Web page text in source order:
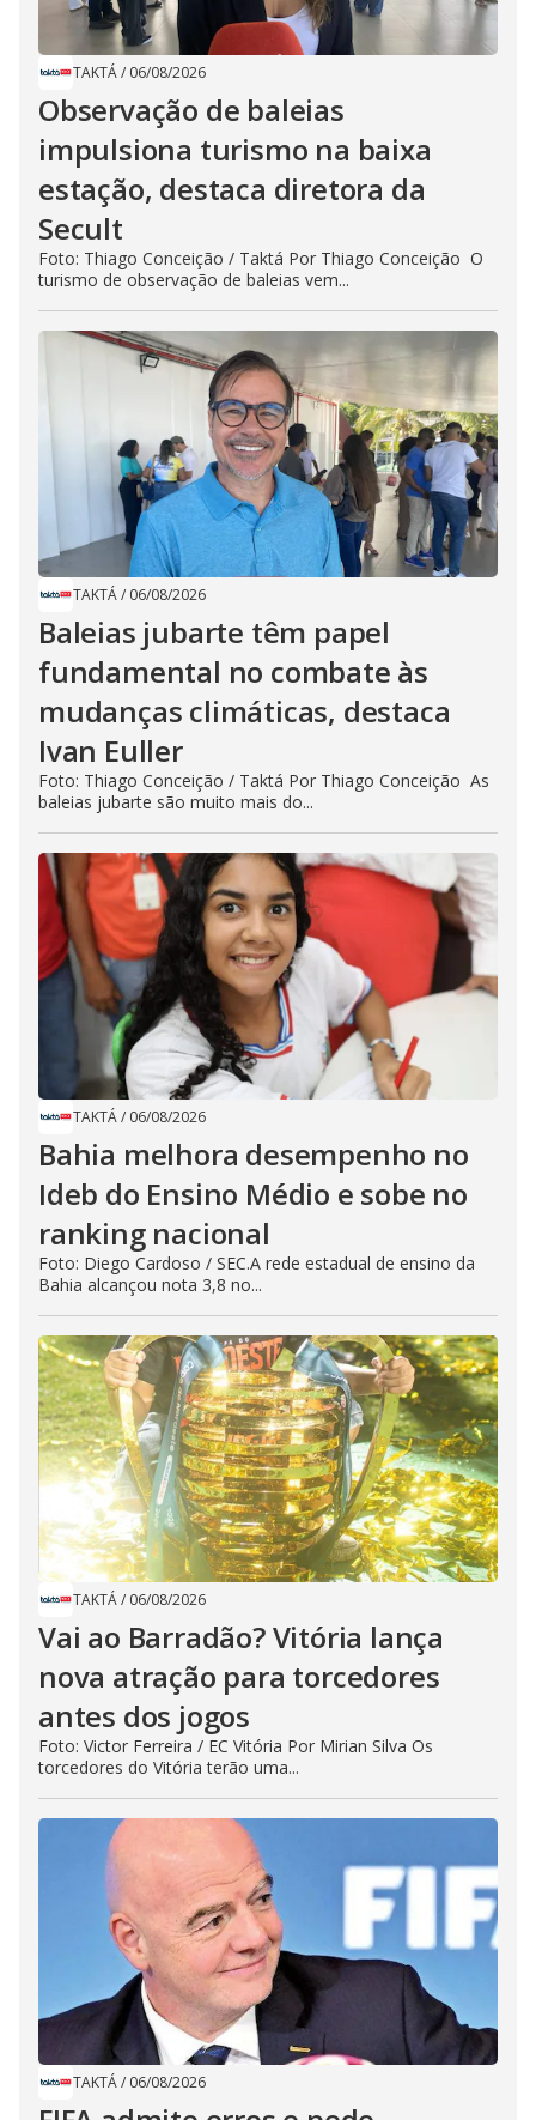
TAKTÁ/ 06/08/2026
Observação de baleias
impulsiona turismo na baixa
estação, destaca diretora da
Secult
Foto: Thiago Conceição / Taktá Por Thiago Conceição O
turismo de observação de baleias vem...
TAKTÁ/ 06/08/2026
Baleias jubarte têm papel
fundamental no combate às
mudanças climáticas, destaca
Ivan Euller
Foto: Thiago Conceição / Taktá Por Thiago Conceição As
baleias jubarte são muito mais do...
TAKTÁ/ 06/08/2026
Bahia melhora desempenho no
Ideb do Ensino Médio e sobe no
ranking nacional
Foto: Diego Cardoso / SEC.A rede estadual de ensino da
Bahia alcançou nota 3,8 no...
TAKTÁ/ 06/08/2026
Vai ao Barradão? Vitória lança
nova atração para torcedores
antes dos jogos
Foto: Victor Ferreira / EC Vitória Por Mirian Silva Os
torcedores do Vitória terão uma...
TAKTÁ/ 06/08/2026